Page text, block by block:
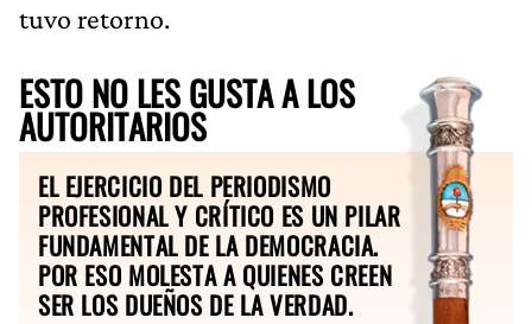
tuvo retorno.
ESTO NO LES GUSTA A LOS
AUTORITARIOS
EL EJERCICIO DEL PERIODISMO
PROFESIONAL Y CRÍTICO ES UN PILAR
FUNDAMENTAL DE LA DEMOCRACIA.
POR ESO MOLESTA A QUIENES CREEN
SER LOS DUEÑOS DE LA VERDAD.